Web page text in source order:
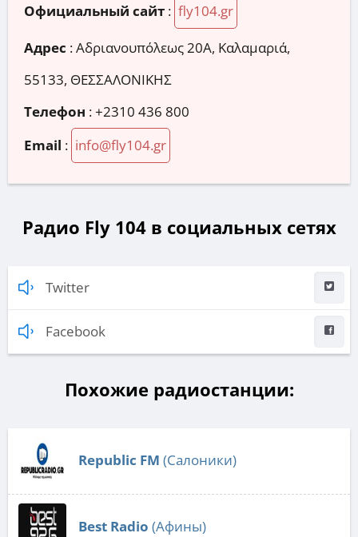
Официальный сайт : fly104.gr
Адрес :Αδριανουπόλεως 20Α, Καλαμαριά,
55133, ΘΕΣΣΑΛΟΝΙΚΗΣ
Телефон :+2310 436 800
Email : info@fly104.gr
Радио Fly 104 в социальных сетях
Twitter
Facebook
Похожие радиостанции:
Republic FM (Салоники)
Best Radio (Афины)